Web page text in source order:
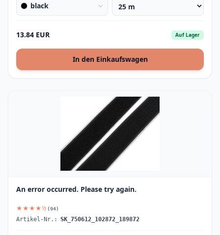
black
13.84 EUR Auf Lager
In den Einkaufswagen
An error occurred. Please try again.
★★★★½ (94)
Artikel-Nr.: SK_750612_102872_189872